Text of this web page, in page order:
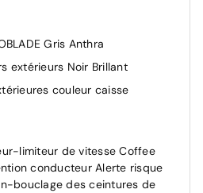
et en profondeur
et séquentiels
en hauteur
Gris Anthra
extérieurs Noir Brillant
couleur caisse
limiteur de vitesse Coffee
conducteur Alerte risque
bouclage des ceintures de